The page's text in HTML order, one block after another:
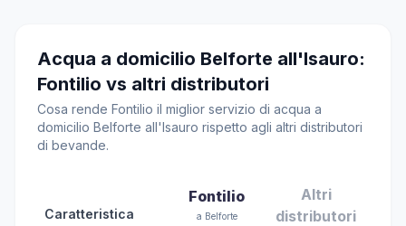
Acqua a domicilio Belforte all'Isauro:
Fontilio vs altri distributori
Cosa rende Fontilio il miglior servizio di acqua a
domicilio Belforte all'Isauro rispetto agli altri distributori
di bevande.
Caratteristica
Fontilio
a Belforte
Altri
distributori